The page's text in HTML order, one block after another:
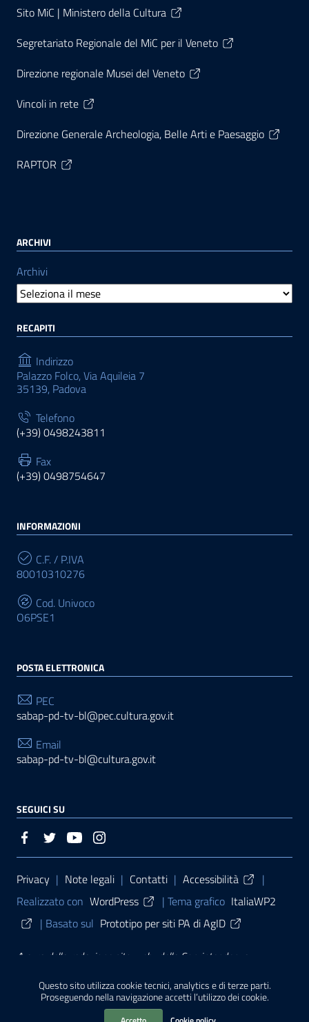
Questo sito utilizza cookie tecnici, analytics e di terze parti.
Proseguendo nella navigazione accetti l’utilizzo dei cookie.
Sito MiC | Ministero della Cultura
Segretariato Regionale del MiC per il Veneto
Direzione regionale Musei del Veneto
Vincoli in rete
Direzione Generale Archeologia, Belle Arti e Paesaggio
RAPTOR
ARCHIVI
Archivi
RECAPITI
Indirizzo
Palazzo Folco, Via Aquileia 7
35139, Padova
Telefono
(+39) 0498243811
Fax
(+39) 0498754647
INFORMAZIONI
C.F. / P.IVA
80010310276
Cod. Univoco
O6PSE1
POSTA ELETTRONICA
PEC
sabap-pd-tv-bl@pec.cultura.gov.it
Email
sabap-pd-tv-bl@cultura.gov.it
SEGUICI SU
Sezione Link Utili
Privacy | Note legali | Contatti | Accessibilità
|
Realizzato con WordPress | Tema grafico ItaliaWP2
| Basato sul Prototipo per siti PA di AgID
A cura della
redazione sito web della Soprintendenza
archeologia, belle arti e paesaggio per le province di Padova,
Treviso e Belluno (2021)